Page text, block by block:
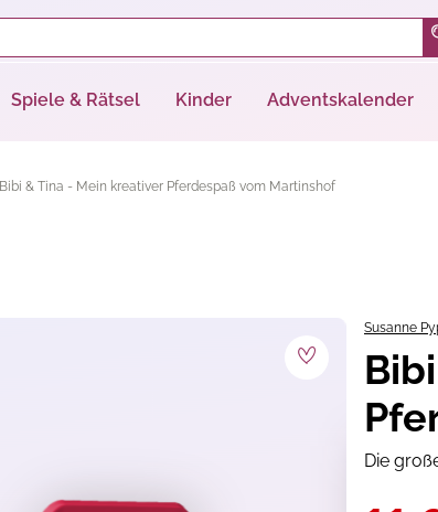
Spiele & Rätsel Kinder Adventskalender
Bibi & Tina - Mein kreativer Pferdespaß vom Martinshof
Susanne
Die